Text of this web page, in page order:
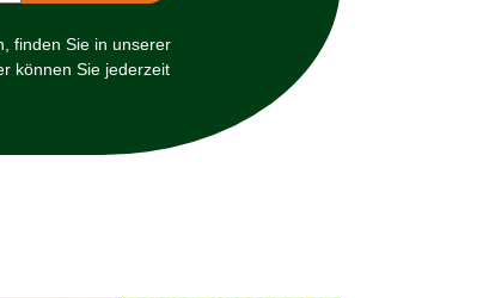
finden Sie in unserer
können Sie jederzeit